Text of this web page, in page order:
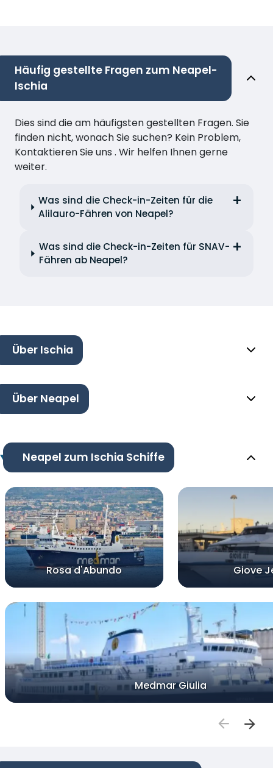
Häufig gestellte Fragen zum Neapel-
Ischia
Dies sind die am häufigsten gestellten Fragen. Sie
finden nicht, wonach Sie suchen? Kein Problem,
Kontaktieren Sie uns . Wir helfen Ihnen gerne
weiter.
Was sind die Check-in-Zeiten für die
Alilauro-Fähren von Neapel?
Was sind die Check-in-Zeiten für SNAV-
Fähren ab Neapel?
Über Ischia
Über Neapel
Neapel zum Ischia Schiffe
Rosa d'Abundo Giove
Medmar Giulia